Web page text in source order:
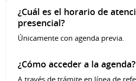
¿Cuál es el horario de
presencial?
Únicamente con agenda previa.
¿Cómo acceder a la agenda?